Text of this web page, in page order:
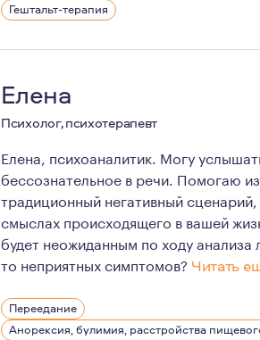
Гештальт-терапия
Елена
Психолог, психотерапевт
Елена, психоаналитик. Могу
бессознательное в речи. Помогаю
традиционный негативный
смыслах происходящего в вашей
будет неожиданным по ходу анализа
то неприятных симптомов? Читать
Проработав несколько лет в
Переедание
Анорексия, булимия, расстройства